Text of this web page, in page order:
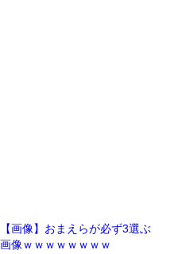
【画像】おまえらが必ず3選ぶ
画像ｗｗｗｗｗｗｗｗ